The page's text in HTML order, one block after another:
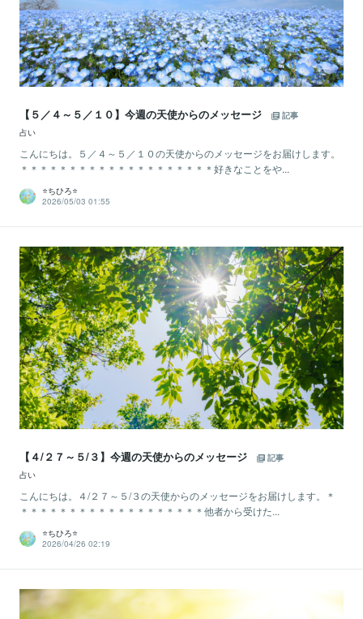
【５／４～５／１０】今週の天使からのメッセージ
記事
占い
こんにちは。５／４～５／１０の天使からのメッセージをお届けします。
＊＊＊＊＊＊＊＊＊＊＊＊＊＊＊＊＊＊＊＊好きなことをや...
⭐️ちひろ⭐️
2026/05/03 01:55
【４/２７～５/３】今週の天使からのメッセージ
記事
占い
こんにちは。４/２７～５/３の天使からのメッセージをお届けします。＊
＊＊＊＊＊＊＊＊＊＊＊＊＊＊＊＊＊＊＊他者から受けた...
⭐️ちひろ⭐️
2026/04/26 02:19